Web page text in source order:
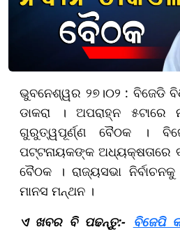
ଭୁବନେଶ୍ୱର ୨୭।୦୨ : ବିଜେଡି
ଡାକରା । ଅପରାହ୍ନ ୫ଟାରେ
ଗୁରୁତ୍ୱପୂର୍ଣ୍ଣ ବୈଠକ ।
ପଟ୍ଟନାୟକଙ୍କ ଅଧ୍ୟକ୍ଷତାରେ
ବୈଠକ । ରାଜ୍ୟସଭା
ମାନସ ମନ୍ଥନ ।
ଏ ଖବର ବି ପଢନ୍ତୁ:- ବିଜେପି